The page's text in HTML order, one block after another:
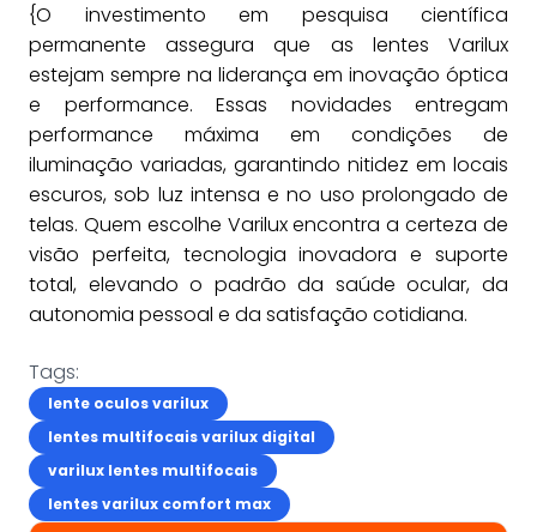
{O investimento em pesquisa científica
permanente assegura que as lentes Varilux
estejam sempre na liderança em inovação óptica
e performance. Essas novidades entregam
performance máxima em condições de
iluminação variadas, garantindo nitidez em locais
escuros, sob luz intensa e no uso prolongado de
telas. Quem escolhe Varilux encontra a certeza de
visão perfeita, tecnologia inovadora e suporte
total, elevando o padrão da saúde ocular, da
autonomia pessoal e da satisfação cotidiana.
Tags:
lente oculos varilux
lentes multifocais varilux digital
varilux lentes multifocais
lentes varilux comfort max